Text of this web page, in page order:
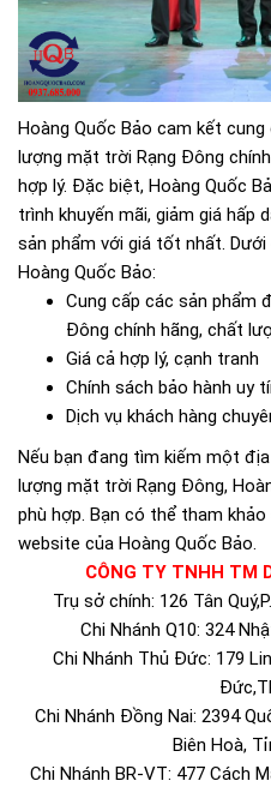
Hoàng Quốc Bảo cam kết
lượng mặt trời Rạng Đông
hợp lý. Đặc biệt, Hoàng Quốc
trình khuyến mãi, giảm giá hấp
sản phẩm với giá tốt nhất.
Hoàng Quốc Bảo:
Cung cấp các sản phẩm
Đông chính hãng, chất
Giá cả hợp lý, cạnh tranh
Chính sách bảo hành uy
Dịch vụ khách hàng
Nếu bạn đang tìm kiếm một
lượng mặt trời Rạng Đông,
phù hợp. Bạn có thể tham
website của Hoàng Quốc Bảo.
CÔNG TY TNHH TM
Trụ sở chính: 126 Tân
Chi Nhánh Q10: 324
Chi Nhánh Thủ Đức: 179
Chi Nhánh Đồng Nai: 2394
Biên Hoà,
Chi Nhánh BR-VT: 477 Cách